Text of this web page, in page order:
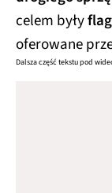
celem były
oferowane
Dalsza część tekstu pod wideo